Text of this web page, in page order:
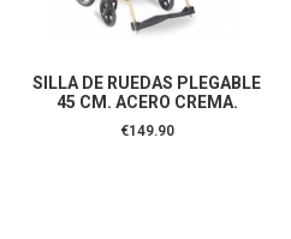
SILLA DE RUEDAS PLEGABLE
45 CM. ACERO CREMA.
€149.90